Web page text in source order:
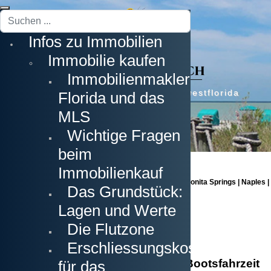
Erstklassige Immobilien in Südwestflorida
Cape Coral | Fort Myers | Fort Myers Beach | Estero | Bonita Springs | Naples |
Sanibel Island | Captiva Island
Suchen
Infos zu Immobilien
Immobilie kaufen
Immobilienmakler
Florida und das
MLS
Wichtige Fragen
beim
Immobilienkauf
Das Grundstück:
Lagen und Werte
Die Flutzone
Erschliessungskosten
für das
Automatische Berechnung der Bootsfahrzeit